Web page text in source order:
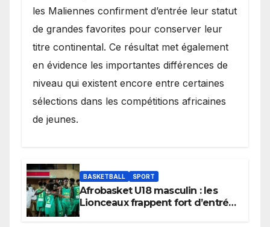
les Maliennes confirment d’entrée leur statut
de grandes favorites pour conserver leur
titre continental. Ce résultat met également
en évidence les importantes différences de
niveau qui existent encore entre certaines
sélections dans les compétitions africaines
de jeunes.
BASKETBALL SPORT
Afrobasket U18 masculin : les
Lionceaux frappent fort d’entrée